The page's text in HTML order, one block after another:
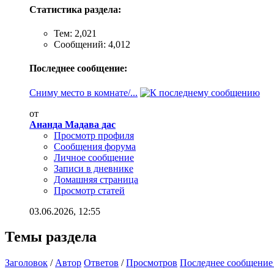
Статистика раздела:
Тем: 2,021
Сообщений: 4,012
Последнее сообщение:
Сниму место в комнате/...
от
Ананда Мадава дас
Просмотр профиля
Сообщения форума
Личное сообщение
Записи в дневнике
Домашняя страница
Просмотр статей
03.06.2026, 12:55
Темы раздела
Заголовок / Автор Ответов /Просмотров Последнее сообщение